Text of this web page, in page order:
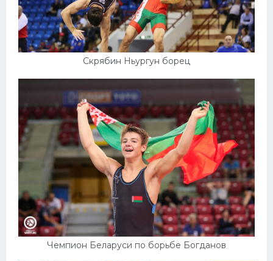
Скрябин Ньургун борец
Чемпион Беларуси по борьбе Богданов